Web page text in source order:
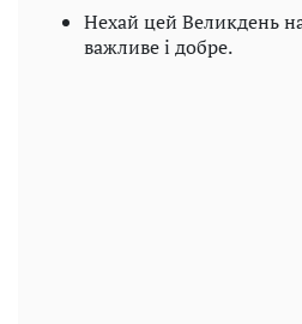
Нехай цей Великдень
важливе і добре.